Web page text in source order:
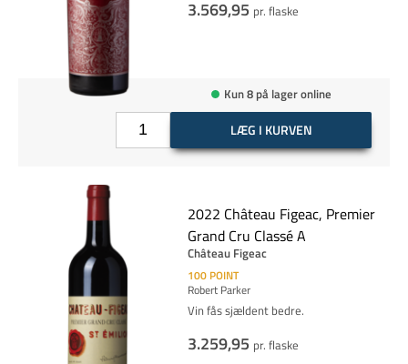
3.569,95 pr. flaske
Kun 8 på lager online
LÆG I KURVEN
2022 Château Figeac, Premier
Grand Cru Classé A
Château Figeac
100 POINT
Robert Parker
Vin fås sjældent bedre.
3.259,95 pr. flaske